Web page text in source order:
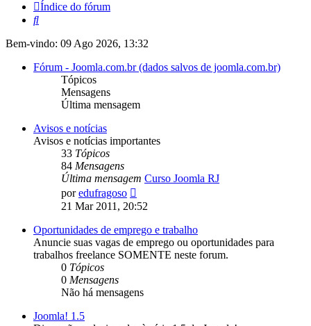
Índice do fórum
Pesquisar
Bem-vindo: 09 Ago 2026, 13:32
Fórum - Joomla.com.br (dados salvos de joomla.com.br)
Tópicos
Mensagens
Última mensagem
Avisos e notícias
Avisos e notícias importantes
33 Tópicos
84 Mensagens
Última mensagem Curso Joomla RJ
poredufragoso
última
21 Mar 2011, 20:52
Oportunidades de emprego e trabalho
Anuncie suas vagas de emprego ou oportunidades para
trabalhos freelance SOMENTE neste forum.
0 Tópicos
0 Mensagens
Não há mensagens
Joomla! 1.5